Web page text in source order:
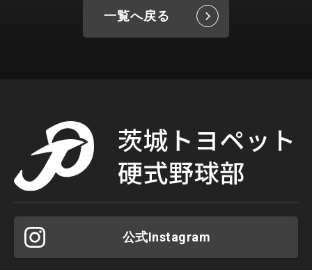
一覧へ戻る
公式Instagram